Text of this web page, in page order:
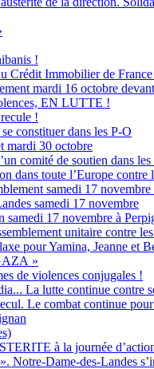
!
Crédit Immobilier de
mardi 16 octobre
EN LUTTE !
!
constituer dans les P-O
mardi 30 octobre
comité de soutien dans les
dans toute l’Europe contre
samedi 17 novembre
samedi 17 novembre
samedi 17 novembre à
unitaire contre les
pour Yamina, Jeanne et
»
de violences conjugales !
La lutte continue contre
Le combat continue
à la journée
Notre-Dame-des-Landes